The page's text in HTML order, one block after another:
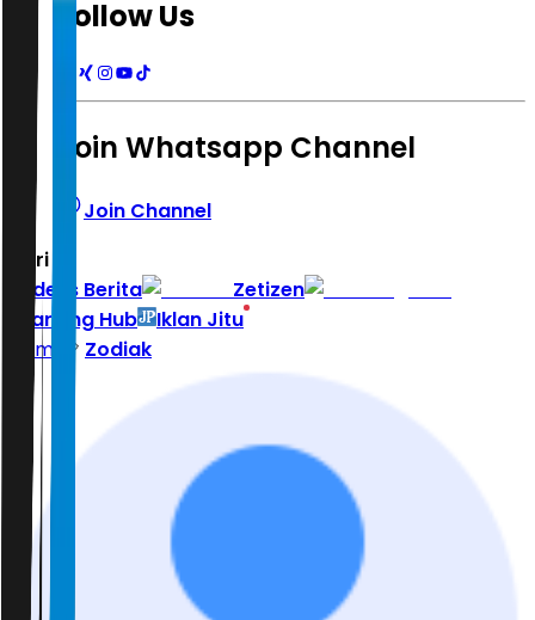
Follow Us
Join Whatsapp Channel
Join Channel
Hari ini
Indeks Berita
Zetizen
Learning Hub
Iklan Jitu
Home
Zodiak